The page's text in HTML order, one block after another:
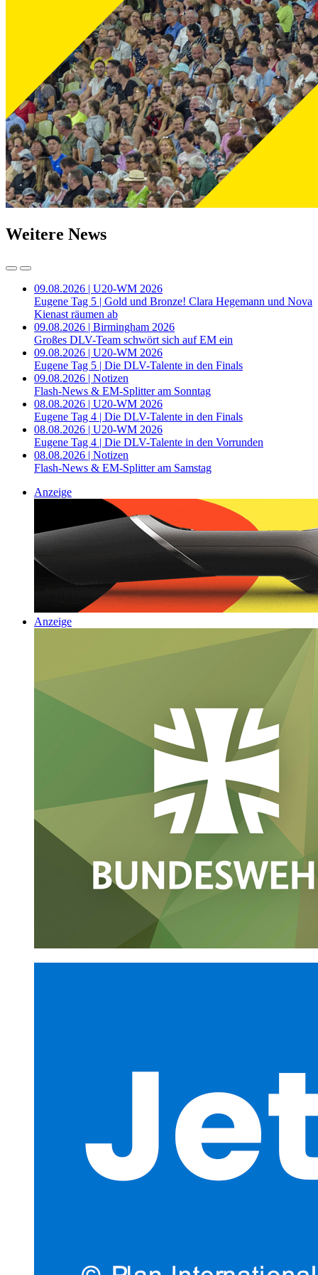
Weitere News
09.08.2026 | U20-WM 2026
Eugene Tag 5 | Gold und Bronze! Clara Hegemann und Nova
Kienast räumen ab
09.08.2026 | Birmingham 2026
Großes DLV-Team schwört sich auf EM ein
09.08.2026 | U20-WM 2026
Eugene Tag 5 | Die DLV-Talente in den Finals
09.08.2026 | Notizen
Flash-News & EM-Splitter am Sonntag
08.08.2026 | U20-WM 2026
Eugene Tag 4 | Die DLV-Talente in den Finals
08.08.2026 | U20-WM 2026
Eugene Tag 4 | Die DLV-Talente in den Vorrunden
08.08.2026 | Notizen
Flash-News & EM-Splitter am Samstag
Anzeige
Anzeige